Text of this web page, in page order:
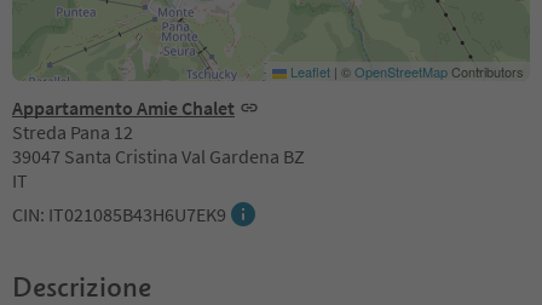
Appartamento Amie Chalet
Streda Pana 12
39047 Santa Cristina Val Gardena BZ
IT
CIN: IT021085B43H6U7EK9
Leaflet | ©OpenStreetMapContributors
Descrizione